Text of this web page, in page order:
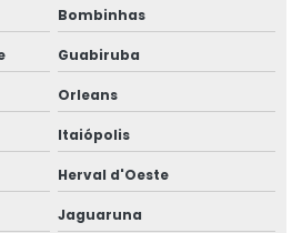
solo
alimentos
Bombinhas
Guabiruba
Orleans
Itaiópolis
Herval d'Oeste
Jaguaruna